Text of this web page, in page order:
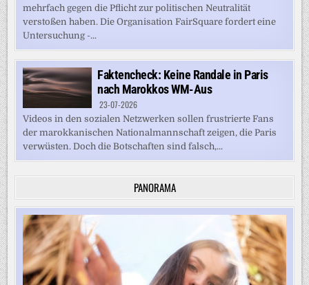
mehrfach gegen die Pflicht zur politischen Neutralität
verstoßen haben. Die Organisation FairSquare fordert eine
Untersuchung -...
Faktencheck: Keine Randale in Paris
nach Marokkos WM-Aus
23-07-2026
Videos in den sozialen Netzwerken sollen frustrierte Fans
der marokkanischen Nationalmannschaft zeigen, die Paris
verwüsten. Doch die Botschaften sind falsch,...
PANORAMA